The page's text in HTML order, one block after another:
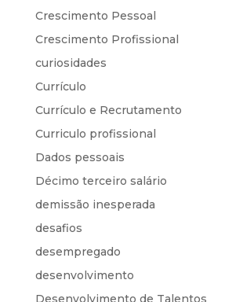
Crescimento Pessoal
Crescimento Profissional
curiosidades
Currículo
Currículo e Recrutamento
Curriculo profissional
Dados pessoais
Décimo terceiro salário
demissão inesperada
desafios
desempregado
desenvolvimento
Desenvolvimento de Talentos